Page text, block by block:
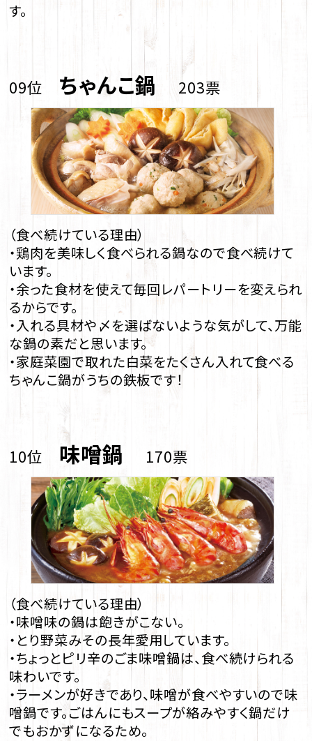
す。
09位 ちゃんこ鍋 203票
（食べ続けている理由）
・鶏肉を美味しく食べられる鍋なので食べ続けて
います。
・余った食材を使えて毎回レパートリーを変えられ
るからです。
・入れる具材や〆を選ばないような気がして、万能
な鍋の素だと思います。
・家庭菜園で取れた白菜をたくさん入れて食べる
ちゃんこ鍋がうちの鉄板です！
10位 味噌鍋 170票
（食べ続けている理由）
・味噌味の鍋は飽きがこない。
・とり野菜みその長年愛用しています。
・ちょっとピリ辛のごま味噌鍋は、食べ続けられる
味わいです。
・ラーメンが好きであり、味噌が食べやすいので味
噌鍋です。ごはんにもスープが絡みやすく鍋だけ
でもおかずになるため。